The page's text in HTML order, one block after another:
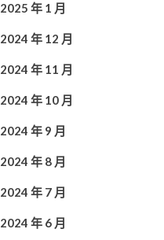
2025 年 1 月
2024 年 12 月
2024 年 11 月
2024 年 10 月
2024 年 9 月
2024 年 8 月
2024 年 7 月
2024 年 6 月